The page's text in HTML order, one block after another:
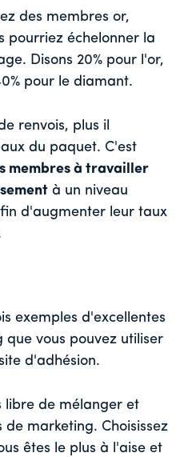
des membres or,
pourriez échelonner la
Disons 20% pour l'or,
pour le diamant.
renvois, plus il
du paquet. C'est
membres à travailler
à un niveau
d'augmenter leur taux
exemples d'excellentes
vous pouvez utiliser
d'adhésion.
libre de mélanger et
marketing. Choisissez
êtes le plus à l'aise et